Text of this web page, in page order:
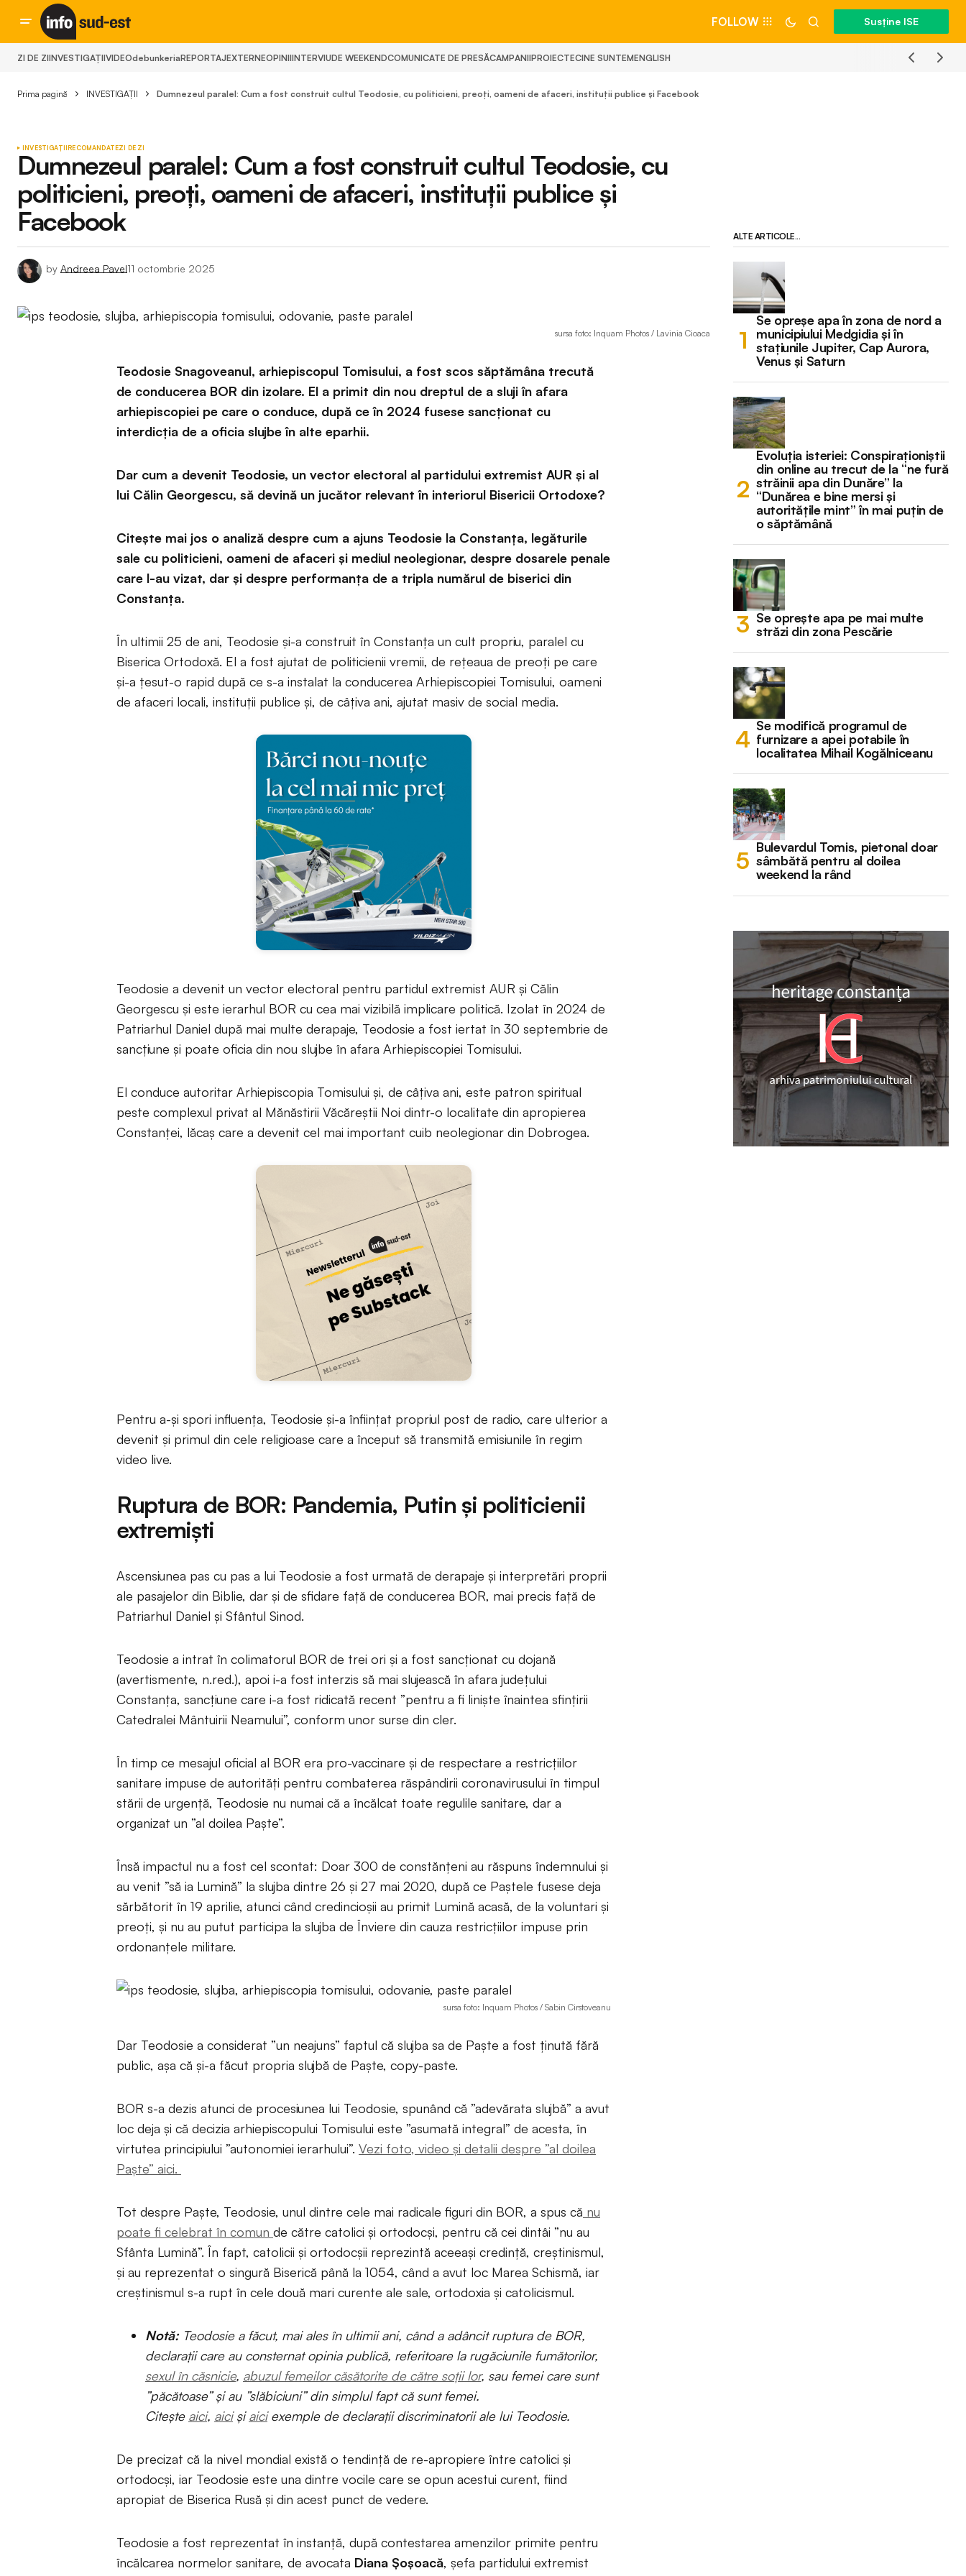
FOLLOW Susține ISE
ZI DE ZIINVESTIGAȚIIVIDEOdebunkeriaREPORTAJEXTERNEOPINIIINTERVIUDE WEEKENDCOMUNICATE DE PRESĂCAMPANIIPROIECTECINE SUNTEMENGLISH
Prima pagină INVESTIGAȚII Dumnezeul paralel: Cum a fost construit cultul Teodosie, cu politicieni, preoți, oameni de afaceri, instituții publice și Facebook
INVESTIGAȚIIRECOMANDATEZI DE ZI
Dumnezeul paralel: Cum a fost construit cultul Teodosie, cu
politicieni, preoți, oameni de afaceri, instituții publice și
Facebook
by Andreea Pavel11 octombrie 2025
sursa foto: Inquam Photos / Lavinia Cioaca
Teodosie Snagoveanul, arhiepiscopul Tomisului, a fost scos săptămâna trecută
de conducerea BOR din izolare. El a primit din nou dreptul de a sluji în afara
arhiepiscopiei pe care o conduce, după ce în 2024 fusese sancționat cu
interdicția de a oficia slujbe în alte eparhii.
Dar cum a devenit Teodosie, un vector electoral al partidului extremist AUR și al
lui Călin Georgescu, să devină un jucător relevant în interiorul Bisericii Ortodoxe?
Citește mai jos o analiză despre cum a ajuns Teodosie la Constanța, legăturile
sale cu politicieni, oameni de afaceri și mediul neolegionar, despre dosarele penale
care l-au vizat, dar și despre performanța de a tripla numărul de biserici din
Constanța.
În ultimii 25 de ani, Teodosie și-a construit în Constanța un cult propriu, paralel cu
Biserica Ortodoxă. El a fost ajutat de politicienii vremii, de rețeaua de preoți pe care
și-a țesut-o rapid după ce s-a instalat la conducerea Arhiepiscopiei Tomisului, oameni
de afaceri locali, instituții publice și, de câțiva ani, ajutat masiv de social media.
Teodosie a devenit un vector electoral pentru partidul extremist AUR și Călin
Georgescu și este ierarhul BOR cu cea mai vizibilă implicare politică. Izolat în 2024 de
Patriarhul Daniel după mai multe derapaje, Teodosie a fost iertat în 30 septembrie de
sancțiune și poate oficia din nou slujbe în afara Arhiepiscopiei Tomisului.
El conduce autoritar Arhiepiscopia Tomisului și, de câțiva ani, este patron spiritual
peste complexul privat al Mănăstirii Văcăreștii Noi dintr-o localitate din apropierea
Constanței, lăcaș care a devenit cel mai important cuib neolegionar din Dobrogea.
Pentru a-și spori influența, Teodosie și-a înființat propriul post de radio, care ulterior a
devenit și primul din cele religioase care a început să transmită emisiunile în regim
video live.
Ruptura de BOR: Pandemia, Putin și politicienii
extremiști
Ascensiunea pas cu pas a lui Teodosie a fost urmată de derapaje și interpretări proprii
ale pasajelor din Biblie, dar și de sfidare față de conducerea BOR, mai precis față de
Patriarhul Daniel și Sfântul Sinod.
Teodosie a intrat în colimatorul BOR de trei ori și a fost sancționat cu dojană
(avertismente, n.red.), apoi i-a fost interzis să mai slujească în afara județului
Constanța, sancțiune care i-a fost ridicată recent ”pentru a fi liniște înaintea sfințirii
Catedralei Mântuirii Neamului”, conform unor surse din cler.
În timp ce mesajul oficial al BOR era pro-vaccinare și de respectare a restricțiilor
sanitare impuse de autorități pentru combaterea răspândirii coronavirusului în timpul
stării de urgență, Teodosie nu numai că a încălcat toate regulile sanitare, dar a
organizat un ”al doilea Paște”.
Însă impactul nu a fost cel scontat: Doar 300 de constănțeni au răspuns îndemnului și
au venit ”să ia Lumină” la slujba dintre 26 și 27 mai 2020, după ce Paștele fusese deja
sărbătorit în 19 aprilie, atunci când credincioșii au primit Lumină acasă, de la voluntari și
preoți, și nu au putut participa la slujba de Înviere din cauza restricțiilor impuse prin
ordonanțele militare.
sursa foto: Inquam Photos / Sabin Cirstoveanu
Dar Teodosie a considerat ”un neajuns” faptul că slujba sa de Paște a fost ținută fără
public, așa că și-a făcut propria slujbă de Paște, copy-paste.
BOR s-a dezis atunci de procesiunea lui Teodosie, spunând că ”adevărata slujbă” a avut
loc deja și că decizia arhiepiscopului Tomisului este ”asumată integral” de acesta, în
virtutea principiului ”autonomiei ierarhului”. Vezi foto, video și detalii despre ”al doilea
Paște” aici.
Tot despre Paște, Teodosie, unul dintre cele mai radicale figuri din BOR, a spus că nu
poate fi celebrat în comun de către catolici și ortodocși, pentru că cei dintâi ”nu au
Sfânta Lumină”. În fapt, catolicii și ortodocșii reprezintă aceeași credință, creștinismul,
și au reprezentat o singură Biserică până la 1054, când a avut loc Marea Schismă, iar
creștinismul s-a rupt în cele două mari curente ale sale, ortodoxia și catolicismul.
Notă:Teodosie a făcut, mai ales în ultimii ani, când a adâncit ruptura de BOR,
declarații care au consternat opinia publică, referitoare la rugăciunile fumătorilor,
sexul în căsnicie, abuzul femeilor căsătorite de către soții lor, sau femei care sunt
”păcătoase” și au ”slăbiciuni” din simplul fapt că sunt femei.
Citește aici, aicișiaiciexemple de declarații discriminatorii ale lui Teodosie.
De precizat că la nivel mondial există o tendință de re-apropiere între catolici și
ortodocși, iar Teodosie este una dintre vocile care se opun acestui curent, fiind
apropiat de Biserica Rusă și din acest punct de vedere.
Teodosie a fost reprezentat în instanță, după contestarea amenzilor primite pentru
încălcarea normelor sanitare, de avocata Diana Șoșoacă, șefa partidului extremist
ALTE ARTICOLE...
Se opreșe apa în zona de nord a
municipiului Medgidia și în
stațiunile Jupiter, Cap Aurora,
Venus și Saturn
Evoluția isteriei: Conspiraționiștii
din online au trecut de la “ne fură
străinii apa din Dunăre” la
“Dunărea e bine mersi și
autoritățile mint” în mai puțin de
o săptămână
Se oprește apa pe mai multe
străzi din zona Pescărie
Se modifică programul de
furnizare a apei potabile în
localitatea Mihail Kogălniceanu
Bulevardul Tomis, pietonal doar
sâmbătă pentru al doilea
weekend la rând